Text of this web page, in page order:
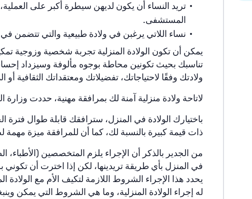
تريد النساء أن يكون لديهن سيطرة أكبر على
المستشفى.
نساء اللاتي يرغبن في ولادة طبيعية والتي تتضمن في
يمكن أن تكون الولادة المنزلية تجربة شخصية وزوجية
تناسبك بحيث تكونين محاطة بوجوه مألوفة وسيزداد
ولادتك وفقًا لاحتياجاتك، تفضيلاتك ومعتقداتك الثقافية أو
لاتاحة ولادة منزلية آمنة لك بمرافقة مهنية، حددت وزارة
باختيارك الولادة في المنزل، سترافقك قابلة طوال
ذات قيمة كبيرة بالنسبة لك، كما أن للمرافقة ميزة مهمة
من الجدير بالذكر أن الإجراء يلزم المتخصصين (الأطباء،
في المنزل بأي طريقة تريدينها، لكن إذا اخترت أن تكوني
يحدد هذا الإجراء الشروط اللازمة لتكيف الأم مع
له إجراء الولادة المنزلية، وما هي الشروط التي يمكن